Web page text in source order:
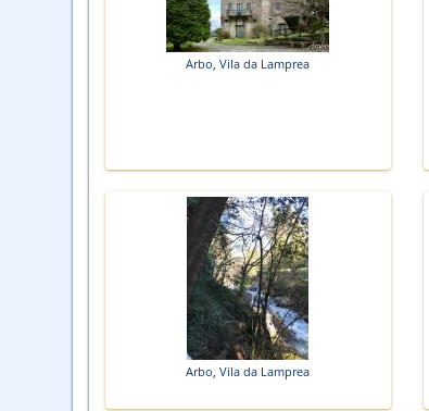
Arbo, Vila da Lamprea
Arbo, Vila da Lamprea